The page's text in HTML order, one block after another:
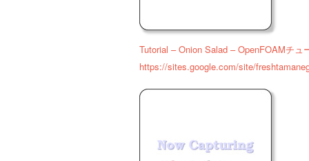
Tutorial – Onion Salad – OpenFOAMチ
https://sites.google.com/site/